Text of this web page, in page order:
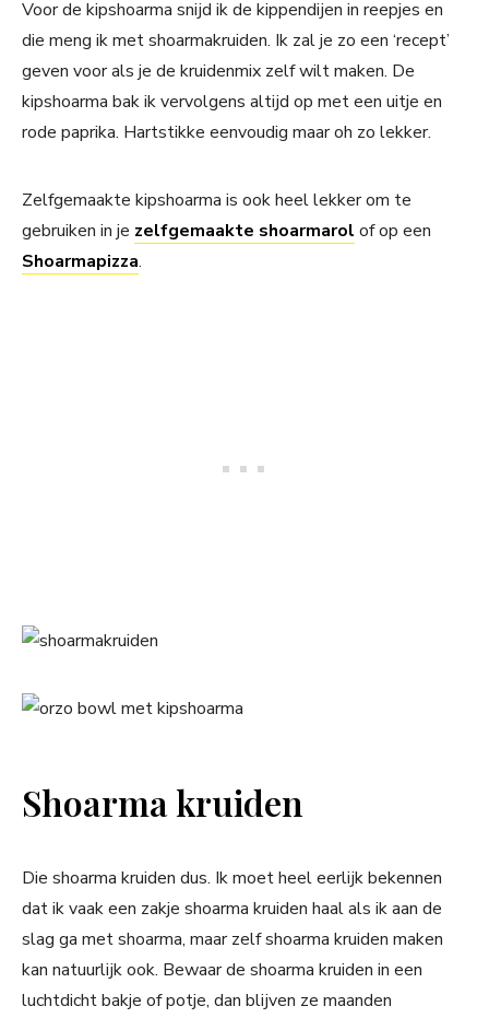
Voor de kipshoarma snijd ik de kippendijen in reepjes en
die meng ik met shoarmakruiden. Ik zal je zo een ‘recept’
geven voor als je de kruidenmix zelf wilt maken. De
kipshoarma bak ik vervolgens altijd op met een uitje en
rode paprika. Hartstikke eenvoudig maar oh zo lekker.
Zelfgemaakte kipshoarma is ook heel lekker om te
gebruiken in je zelfgemaakte shoarmarol of op een
Shoarmapizza.
Shoarma kruiden
Die shoarma kruiden dus. Ik moet heel eerlijk bekennen
dat ik vaak een zakje shoarma kruiden haal als ik aan de
slag ga met shoarma, maar zelf shoarma kruiden maken
kan natuurlijk ook. Bewaar de shoarma kruiden in een
luchtdicht bakje of potje, dan blijven ze maanden